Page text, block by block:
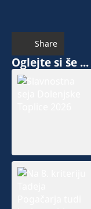
Share
Oglejte si še ...